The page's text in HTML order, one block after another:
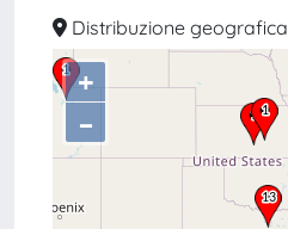
Distribuzione geografica
+
–